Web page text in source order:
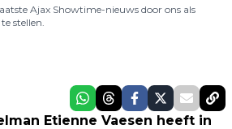
Ajax Showtime-nieuws door ons als
stellen.
Etienne Vaesen heeft in